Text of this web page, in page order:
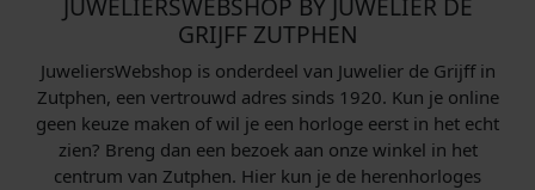
JUWELIERSWEBSHOP BY JUWELIER DE
GRIJFF ZUTPHEN
JuweliersWebshop is onderdeel van Juwelier de Grijff in
Zutphen, een vertrouwd adres sinds 1920. Kun je online
geen keuze maken of wil je een horloge eerst in het echt
zien? Breng dan een bezoek aan onze winkel in het
centrum van Zutphen. Hier kun je de herenhorloges